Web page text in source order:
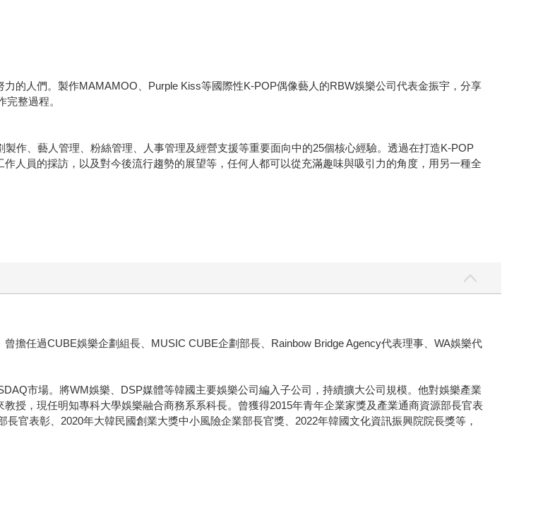
的人們。製作MAMAMOO、Purple Kiss等國際性K-POP偶像藝人的RBW娛樂公司代表金振宇，分享
整過程。
作、藝人管理、粉絲管理、人事管理及經營支援等重要面向中的25個核心經驗。透過在打造K-POP
人員的採訪，以及對今後流行趨勢的展望等，任何人都可以從充滿趣味與吸引力的角度，用另一種全
擔任過CUBE娛樂企劃組長、MUSIC CUBE企劃部長、Rainbow Bridge Agency代表理事、WA娛樂代
市場。將WM娛樂、DSP媒體等韓國主要娛樂公司編入子公司，持續擴大公司規模。他對娛樂產業
授，現任明知專科大學娛樂融合商務系系科長。曾獲得2015年青年企業家獎及產業通商資源部長官表
官表彰、2020年大韓民國創業大獎中小風險企業部長官獎、2022年韓國文化資訊振興院院長獎等，